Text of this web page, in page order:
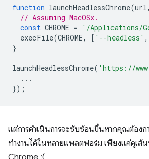
function launchHeadlessChrome(url,
// Assuming MacOSx.
const CHROME =
'/Applications/
execFile(CHROME, [ '--headless' ,
}
launchHeadlessChrome( 'https://
...
});
แต่การดำเนินการจะซับซ้อนขึ้นหากคุณต้อง
ทำงานได้ในหลายแพลตฟอร์ม เพียงแค่ดูเส้น